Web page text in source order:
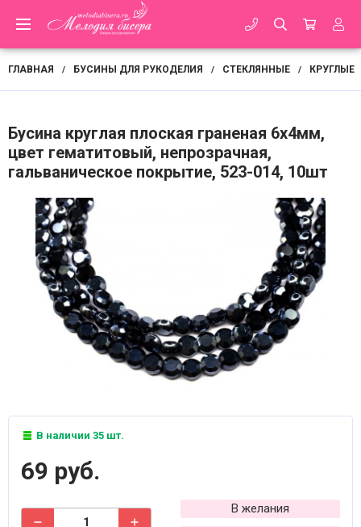
ГЛАВНАЯ / БУСИНЫ ДЛЯ РУКОДЕЛИЯ / СТЕКЛЯННЫЕ / КРУГЛЫЕ
Бусина круглая плоская граненая 6х4мм,
цвет гематитовый, непрозрачная,
гальваническое покрытие, 523-014, 10шт
В наличии 35 шт.
69 руб.
В желания